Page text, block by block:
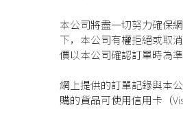
本公司將盡一切努力確保
下，本公司有權拒絕或取
價以本公司確認訂單時為準
網上提供的訂單記錄與本
購的貨品可使用信用卡（